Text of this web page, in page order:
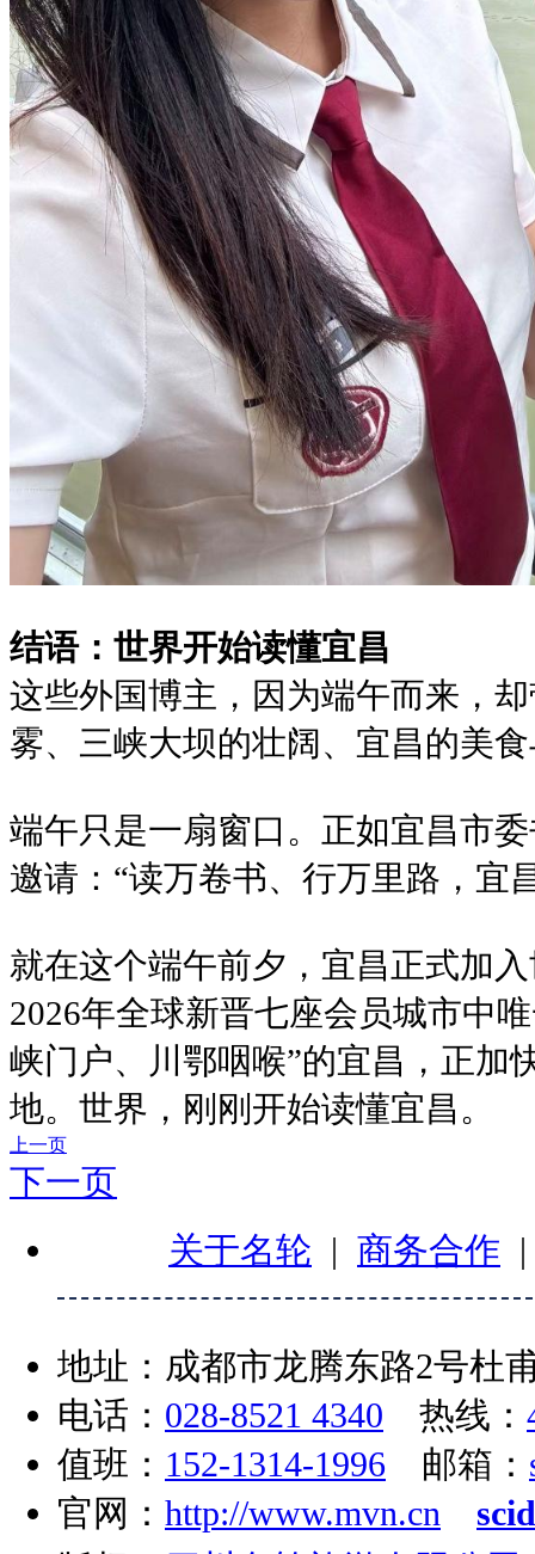
结语：世界开始读懂宜昌
这些外国博主，因为端午而来，
雾、三峡大坝的壮阔、宜昌的美
端午只是一扇窗口。正如宜昌市
邀请：“读万卷书、行万里路，宜
就在这个端午前夕，宜昌正式加
2026年全球新晋七座会员城市中
峡门户、川鄂咽喉”的宜昌，正加
地。世界，刚刚开始读懂宜昌。
上一页
下一页
关于名轮 | 商务合作
地址：成都市龙腾东路2号杜
电话： 028-8521 4340 热线：
值班： 152-1314-1996 邮箱：
官网： http://www.mvn.cn